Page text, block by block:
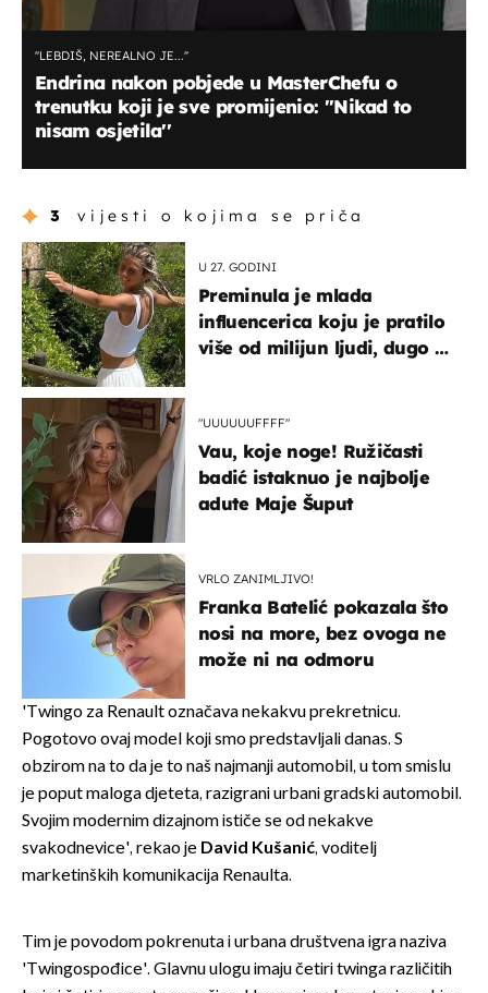
''LEBDIŠ, NEREALNO JE...''
Endrina nakon pobjede u MasterChefu o
trenutku koji je sve promijenio: ''Nikad to
nisam osjetila''
3 vijesti o kojima se priča
U 27. GODINI
Preminula je mlada
influencerica koju je pratilo
više od milijun ljudi, dugo se
"UUUUUUFFFF"
Vau, koje noge! Ružičasti
badić istaknuo je najbolje
adute Maje Šuput
VRLO ZANIMLJIVO!
Franka Batelić pokazala što
nosi na more, bez ovoga ne
može ni na odmoru
'Twingo za Renault označava nekakvu prekretnicu.
Pogotovo ovaj model koji smo predstavljali danas. S
obzirom na to da je to naš najmanji automobil, u tom smislu
je poput maloga djeteta, razigrani urbani gradski automobil.
Svojim modernim dizajnom ističe se od nekakve
svakodnevice', rekao je David Kušanić, voditelj
marketinških komunikacija Renaulta.
Tim je povodom pokrenuta i urbana društvena igra naziva
'Twingospođice'. Glavnu ulogu imaju četiri twinga različitih